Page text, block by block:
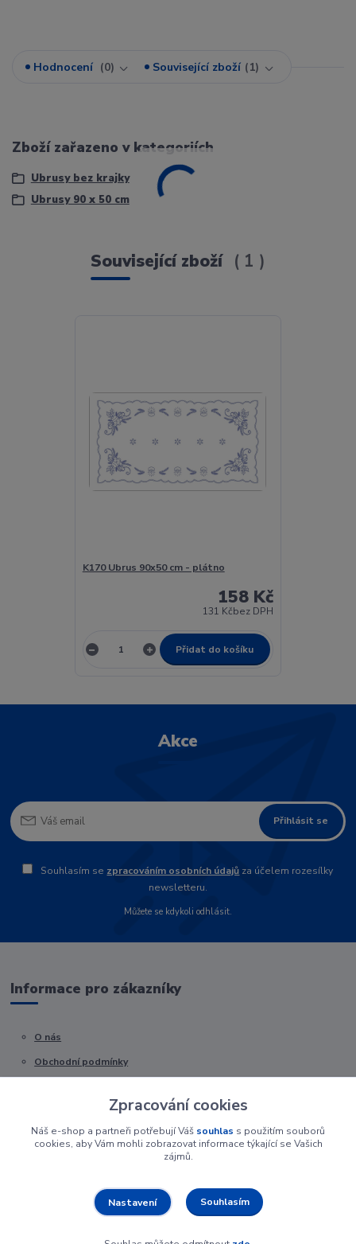
Hodnocení 0 Související zboží 1
Zboží zařazeno v kategoriích
Ubrusy bez krajky
Ubrusy 90 x 50 cm
Související zboží 1
K170 Ubrus 90x50 cm - plátno
158 Kč
131 Kčbez DPH
Přidat do košíku
Akce
Přihlásit se
Souhlasím se zpracováním osobních údajů za účelem rozesílky
newsletteru.
Můžete se kdykoli odhlásit.
Informace pro zákazníky
O nás
Obchodní podmínky
Zpracování cookies
Náš e-shop a partneři potřebují Váš souhlas s použitím souborů
cookies, aby Vám mohli zobrazovat informace týkající se Vašich
zájmů.
Nastavení Souhlasím